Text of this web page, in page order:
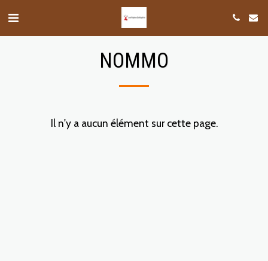
NOMMO
Il n'y a aucun élément sur cette page.